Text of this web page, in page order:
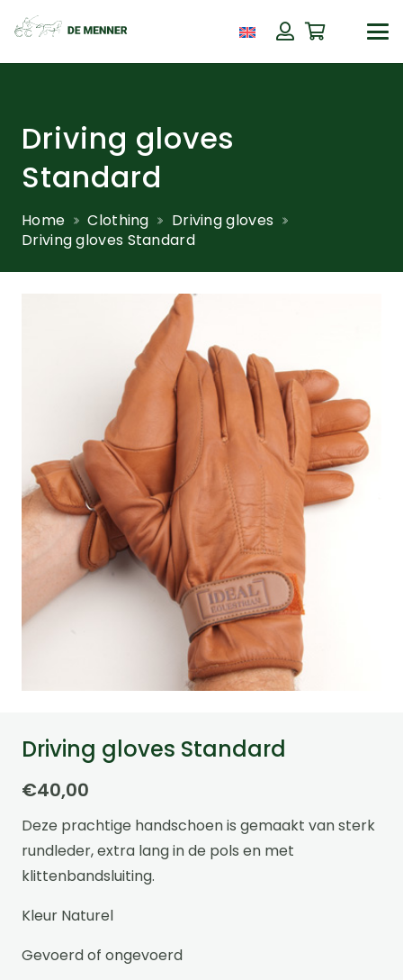
Driving gloves
Standard
Home Clothing
Driving gloves
Driving gloves Standard
Driving gloves Standard
€40,00
Deze prachtige handschoen is gemaakt van sterk
rundleder, extra lang in de pols en met
klittenbandsluiting.
Kleur Naturel
Gevoerd of ongevoerd